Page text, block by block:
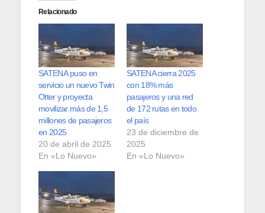
Relacionado
SATENA puso en
servicio un nuevo Twin
Otter y proyecta
movilizar más de 1,5
millones de pasajeros
en 2025
20 de abril de 2025
En «Lo Nuevo»
SATENA cierra 2025
con 18% más
pasajeros y una red
de 172 rutas en todo
el país
23 de diciembre de
2025
En «Lo Nuevo»